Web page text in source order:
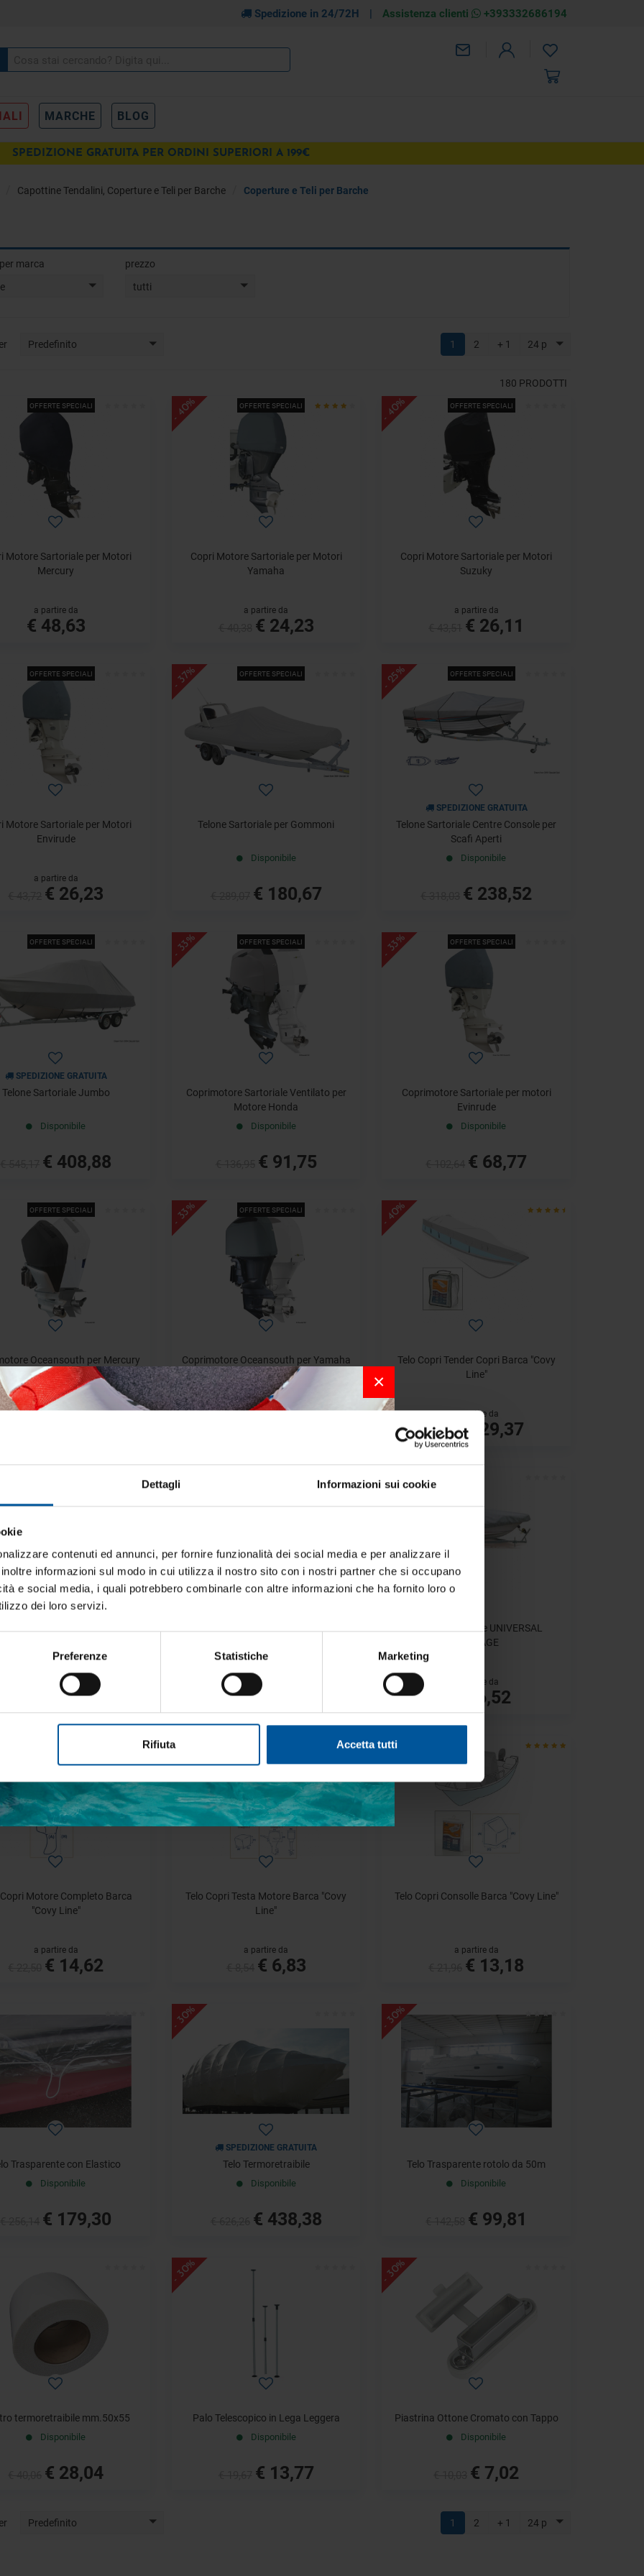
aggiornato sulle migliori occasioni per la
alla newsletter e ricevi le offerte più vantaggiose e selezionate per chi
ogni giorno. Con MTO trovi tutto ciò che serve davvero a bordo.
trattamento dati personali
ISCRIVITI
×
Dettagli Informazioni sui cookie
contenuti ed annunci, per fornire funzionalità dei social media e per analizzare il
informazioni sul modo in cui utilizza il nostro sito con i nostri partner che si occupano
e social media, i quali potrebbero combinarle con altre informazioni che ha fornito loro o
dei loro servizi.
Preferenze Statistiche Marketing
Rifiuta Accetta tutti
Spedizione in 24/72H | Assistenza clienti +393332686194
MARCHE BLOG
SPEDIZIONE GRATUITA PER ORDINI SUPERIORI A 199€
Capottine Tendalini, Coperture e Teli per Barche Coperture e Teli per Barche
marca
prezzo
tutti
Predefinito 24 p
1 2 + 1
180 PRODOTTI
OFFERTE SPECIALI
Motore Sartoriale per Motori
Mercury
a partire da
€ 48,63
OFFERTE SPECIALI
- 40%
Copri Motore Sartoriale per Motori
Yamaha
a partire da
€ 24,23
OFFERTE SPECIALI
- 40%
Copri Motore Sartoriale per Motori
Suzuky
a partire da
€ 26,11
OFFERTE SPECIALI
Motore Sartoriale per Motori
Envirude
a partire da
€ 26,23
OFFERTE SPECIALI
- 37%
Telone Sartoriale per Gommoni
Disponibile
€ 180,67
OFFERTE SPECIALI
- 25%
SPEDIZIONE GRATUITA
Telone Sartoriale Centre Console per
Scafi Aperti
Disponibile
€ 238,52
OFFERTE SPECIALI
SPEDIZIONE GRATUITA
Telone Sartoriale Jumbo
Disponibile
€ 408,88
OFFERTE SPECIALI
- 33%
Coprimotore Sartoriale Ventilato per
Motore Honda
Disponibile
€ 91,75
OFFERTE SPECIALI
- 33%
Coprimotore Sartoriale per motori
Evinrude
Disponibile
€ 68,77
OFFERTE SPECIALI
Oceansouth per Mercury
Disponibile
OFFERTE SPECIALI
- 33%
Coprimotore Oceansouth per Yamaha
Motore Spento
Disponibile
- 40%
Telo Copri Tender Copri Barca "Covy
Line"
a partire da
€ 48,95 € 29,37
Copri Barca Imbarcazioni
a partire da
€ 48,68
- 40%
Telone Universale Multiuso
a partire da
€ 195,20 € 117,12
Telone Universale UNIVERSAL
STORAGE
a partire da
€ 136,52
Motore Completo Barca
"Covy Line"
a partire da
€ 14,62
- 20%
Telo Copri Testa Motore Barca "Covy
Line"
a partire da
€ 6,83
- 40%
Telo Copri Consolle Barca "Covy Line"
a partire da
€ 13,18
Trasparente con Elastico
Disponibile
€ 179,30
- 30%
SPEDIZIONE GRATUITA
Telo Termoretraibile
Disponibile
€ 438,38
- 30%
Telo Trasparente rotolo da 50m
Disponibile
€ 99,81
termoretraibile mm.50x55
Disponibile
€ 28,04
- 30%
Palo Telescopico in Lega Leggera
Disponibile
€ 13,77
- 30%
Piastrina Ottone Cromato con Tappo
Disponibile
€ 7,02
Predefinito 24 p
1 2 + 1